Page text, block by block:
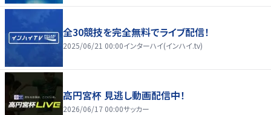
全30競技を完全無料でライブ配信！
2025/06/21 00:00インターハイ(インハイ.tv)
高円宮杯 見逃し動画配信中！
2026/06/17 00:00サッカー